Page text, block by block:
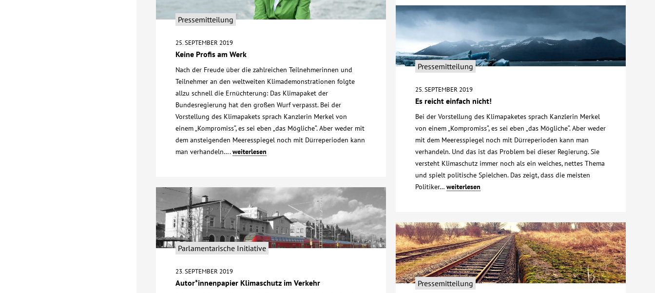
Pressemitteilung
25. SEPTEMBER 2019
Keine Profis am Werk
Nach der Freude über die zahlreichen Teilnehmerinnen und
Teilnehmer an den weltweiten Klimademonstrationen folgte
allzu schnell die Ernüchterung: Das Klimapaket der
Bundesregierung hat den großen Wurf verpasst. Bei der
Vorstellung des Klimapakets sprach Kanzlerin Merkel von
einem „Kompromiss“, es sei eben „das Mögliche“. Aber weder mit
dem ansteigenden Meeresspiegel noch mit Dürreperioden kann
man verhandeln….weiterlesen
Pressemitteilung
25. SEPTEMBER 2019
Es reicht einfach nicht!
Bei der Vorstellung des Klimapaketes sprach Kanzlerin Merkel
von einem „Kompromiss“, es sei eben „das Mögliche“. Aber weder
mit dem Meeresspiegel noch mit Dürreperioden kann man
verhandeln. Und das ist das Problem bei dieser Regierung. Sie
versteht Klimaschutz immer noch als ein weiches, nettes Thema
und spielt politische Spielchen. Das zeigt, dass die meisten
Politiker… weiterlesen
Parlamentarische Initiative
23. SEPTEMBER 2019
Autor*innenpapier Klimaschutz im Verkehr Pressemitteilung